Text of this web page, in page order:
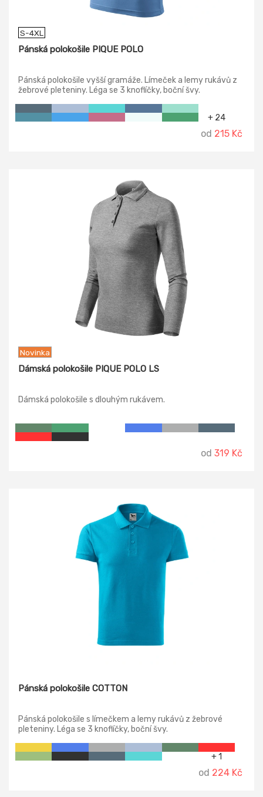
S-4XL
Pánská polokošile PIQUE POLO
Pánská polokošile vyšší gramáže. Límeček a lemy rukávů z
žebrové pleteniny. Léga se 3 knoflíčky, boční švy.
+ 24
od 215 Kč
Novinka
Dámská polokošile PIQUE POLO LS
Dámská polokošile s dlouhým rukávem.
od 319 Kč
Pánská polokošile COTTON
Pánská polokošile s límečkem a lemy rukávů z žebrové
pleteniny. Léga se 3 knoflíčky, boční švy.
+ 1
od 224 Kč